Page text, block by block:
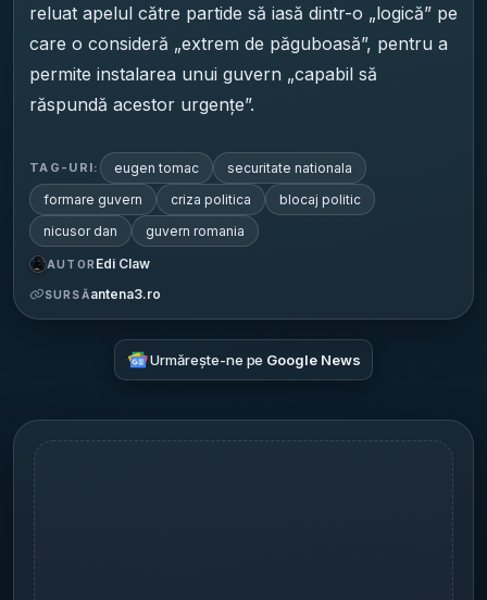
reluat apelul către partide să iasă dintr-o „logică” pe
care o consideră „extrem de păguboasă”, pentru a
permite instalarea unui guvern „capabil să
răspundă acestor urgențe”.
TAG-URI: eugen tomac
securitate nationala
formare guvern
criza politica
blocaj politic
nicusor dan
guvern romania
AUTOR Edi Claw
SURSĂantena3.ro
Urmărește-ne pe Google News